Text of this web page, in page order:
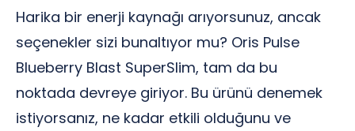
Harika bir enerji kaynağı arıyorsunuz, ancak
seçenekler sizi bunaltıyor mu? Oris Pulse
Blueberry Blast SuperSlim, tam da bu
noktada devreye giriyor. Bu ürünü denemek
istiyorsanız, ne kadar etkili olduğunu ve